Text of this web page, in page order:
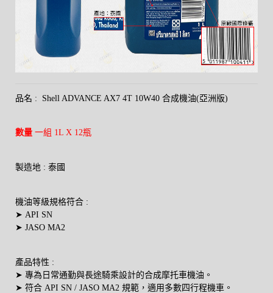
品名 : Shell ADVANCE AX7 4T 10W40 合成機油(亞洲版)
數量 一組 1L X 12瓶
製造地 : 泰國
機油等級規格符合 :
➤ API SN
➤ JASO MA2
產品特性 :
➤ 專為日常通勤與長途騎乘設計的合成摩托車機油。
➤ 符合 API SN / JASO MA2 規範，適用多數四行程機車。